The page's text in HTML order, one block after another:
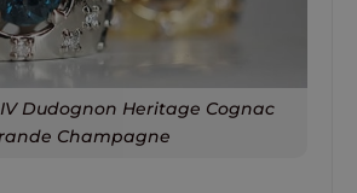
Dudognon Heritage Cognac
Champagne